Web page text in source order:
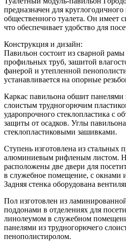
предназначен для круглогодичного
общественного туалета. Он имеет
что обеспечивает удобство для
Конструкция и дизайн:
Павильон состоит из сварной рамы
профильных труб, зашитой
фанерой и утепленной
устанавливается на опорные
Каркас павильона обшит
слоистым трудногорючим
ударопрочного стеклопластика с
защиты от осадков. Углы
стеклопластиковыми зашивками.
Ступень изготовлена из стальных
алюминиевым рифленым листом.
расположены две двери для
в служебное помещение, с окнами
Задняя стенка оборудована
Пол изготовлен из
поддонами в отделениях для
линолеумом в служебном
панелями из трудногорючего
пенополистиролом.